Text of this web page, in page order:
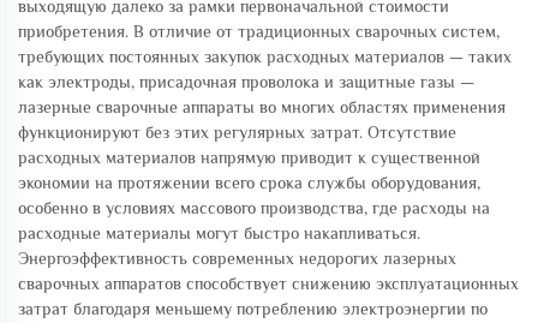
выходящую далеко за рамки первоначальной стоимости
приобретения. В отличие от традиционных сварочных систем,
требующих постоянных закупок расходных материалов — таких
как электроды, присадочная проволока и защитные газы —
лазерные сварочные аппараты во многих областях применения
функционируют без этих регулярных затрат. Отсутствие
расходных материалов напрямую приводит к существенной
экономии на протяжении всего срока службы оборудования,
особенно в условиях массового производства, где расходы на
расходные материалы могут быстро накапливаться.
Энергоэффективность современных недорогих лазерных
сварочных аппаратов способствует снижению эксплуатационных
затрат благодаря меньшему потреблению электроэнергии по